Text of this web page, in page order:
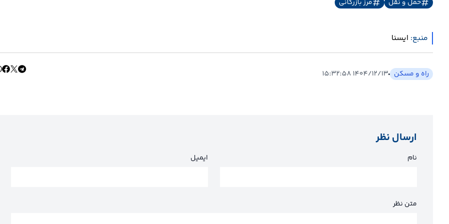
حمل و نقل مرز بازرگانی
منبع: ايسنا
راه و مسکن ۱۴۰۴/۱۲/۱۳ ۱۵:۳۲:۵۸
ارسال نظر
نام ایمیل
متن نظر